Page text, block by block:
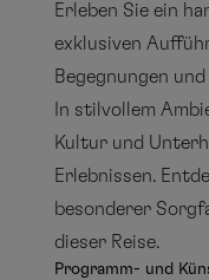
Erleben Sie ein
exklusiven
Begegnungen
In stilvollem
Kultur und
Erlebnissen.
besonderer
dieser Reise.
Programm- und